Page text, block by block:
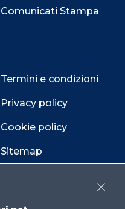
Comunicati Stampa
Termini e condizioni
Privacy policy
Cookie policy
Sitemap